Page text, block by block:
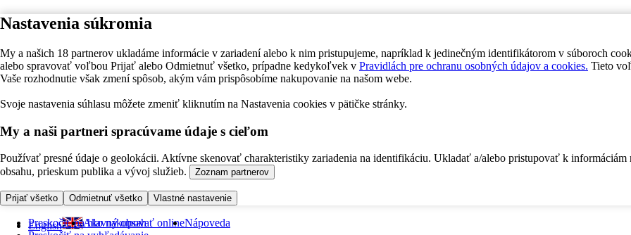
Nastavenia súkromia
My a našich 18 partnerov ukladáme informácie v zariadení alebo k nim pristupujeme, napríklad k jedinečným identifikátorom v súboroch
alebo spravovať voľbou Prijať alebo Odmietnuť všetko, prípadne kedykoľvek v Pravidlách pre ochranu osobných údajov a cookies. Tieto
Vaše rozhodnutie však zmení spôsob, akým vám prispôsobíme nakupovanie na našom webe.
Svoje nastavenia súhlasu môžete zmeniť kliknutím na Nastavenia cookies v pätičke stránky.
My a naši partneri spracúvame údaje s cieľom
Používať presné údaje o geolokácii. Aktívne skenovať charakteristiky zariadenia na identifikáciu. Ukladať a/alebo pristupovať k informáciám
obsahu, prieskum publika a vývoj služieb.
Zoznam partnerov
Prijať všetko Odmietnuť všetko Vlastné nastavenie
Preskočiť na hlavný obsah
English Ako nakupovať onlineNápoveda